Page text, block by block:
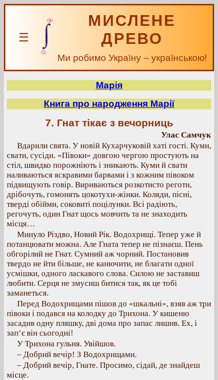
☰
МИСЛЕНЕ
ДРЕВО
Ми робимо Україну – українською!
Марія
Книга про народження Марії
7. Гнат тікає з вечорниць
Улас Самчук
Вдарили свята. У новій Кухарчуковій хаті гості. Куми,
свати, сусіди. «Півоки» довгою чергою простують на
стіл, швидко порожніють і зникають. Куми й свати
наливаються яскравими барвами і з кожним півоком
підвищують говір. Вириваються розкотисто реготи,
дрібочуть, гомонять цокотухи-жінки. Коляди, пісні,
тверді обійми, соковиті поцілунки. Всі радіють,
регочуть, один Гнат щось мовчить та не знаходить
місця…
Минуло Різдво, Новий Рік. Водохрищі. Тепер уже й
потанцювати можна. Але Гната тепер не пізнаєш. Пень
обгорілий не Гнат. Сумний аж чорний. Постановив
твердо не йти більше, не канючити, не благати одної
усмішки, одного ласкавого слова. Силою не заставиш
любити. Серця не змусиш битися так, як це тобі
заманеться.
Перед Водохрищами пішов до «шкальні», взяв аж три
півоки і подався на колодку до Трихона. У кишеню
засадив одну пляшку, дві дома про запас лишив. Ех, і
зап’є він сьогодні!
У Трихона гульня. Увійшов.
– Добрий вечір! З Водохрищами.
– Добрий вечір, Гнате. Просимо, сідай, де знайдеш
місце.